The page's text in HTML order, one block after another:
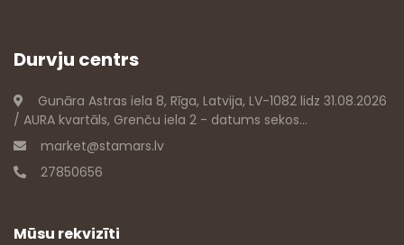
Durvju centrs
Gunāra Astras iela 8, Rīga, Latvija, LV-1082 lidz 31.08.2026
/ AURA kvartāls, Grenču iela 2 - datums sekos...
market@stamars.lv
27850656
Mūsu rekvizīti